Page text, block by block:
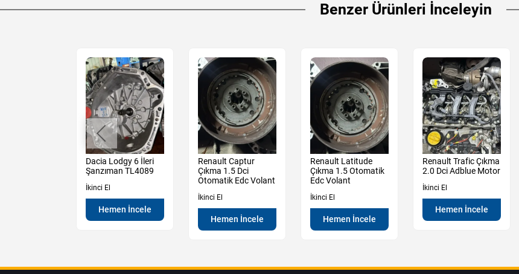
Benzer Ürünleri İnceleyin
Dacia Lodgy 6 İleri
Şanzıman TL4089
İkinci El
Hemen İncele
Renault Captur
Çıkma 1.5 Dci
Otomatik Edc Volant
İkinci El
Hemen İncele
Renault Latitude
Çıkma 1.5 Otomatik
Edc Volant
İkinci El
Hemen İncele
Renault Trafic Çıkma
2.0 Dci Adblue Motor
İkinci El
Hemen İncele